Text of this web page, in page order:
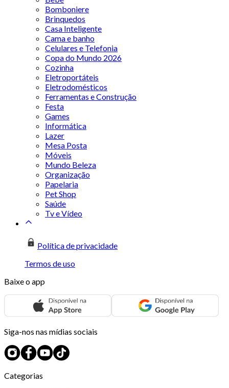
Bomboniere
Brinquedos
Casa Inteligente
Cama e banho
Celulares e Telefonia
Copa do Mundo 2026
Cozinha
Eletroportáteis
Eletrodomésticos
Ferramentas e Construção
Festa
Games
Informática
Lazer
Mesa Posta
Móveis
Mundo Beleza
Organização
Papelaria
Pet Shop
Saúde
Tv e Vídeo
Política de privacidade
Termos de uso
Baixe o app
Siga-nos nas mídias sociais
Categorias